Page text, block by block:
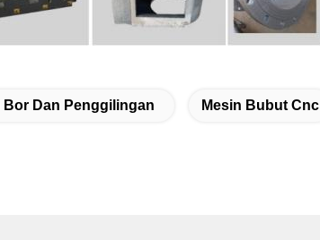
Bor Dan Penggilingan Mesin Bubut Cnc